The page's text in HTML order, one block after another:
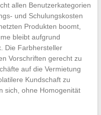
allen Benutzerkategorien
und Schulungskosten
Produkten boomt,
bleibt aufgrund
Die Farbhersteller
Vorschriften gerecht zu
auf die Vermietung
Kundschaft zu
sich, ohne Homogenität